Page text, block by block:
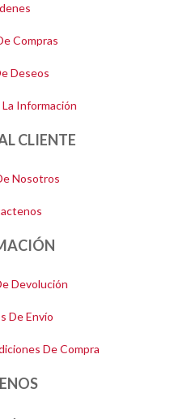
Compras
Deseos
Información
CLIENTE
Nosotros
Devolución
De Envío
De Compra